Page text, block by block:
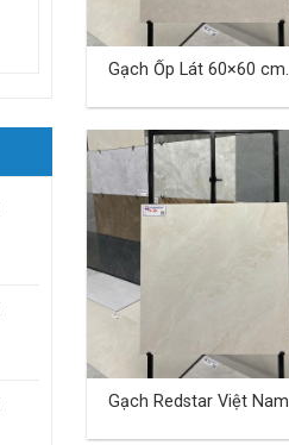
Gạch Ốp Lát 60×60 cm
Gạch Redstar Việt Nam